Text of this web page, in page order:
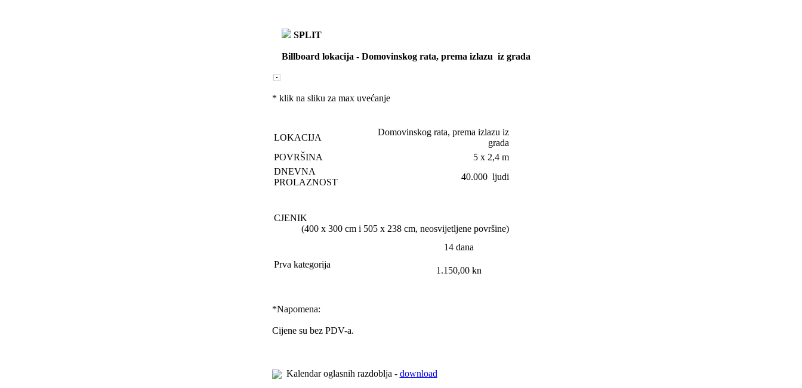
SPLIT
Billboard lokacija - Domovinskog rata, prema izlazu iz grada
* klik na sliku za max uvećanje
LOKACIJA
Domovinskog rata, prema izlazu iz
grada
POVRŠINA
5 x 2,4 m
DNEVNA
PROLAZNOST
40.000 ljudi
CJENIK
(400 x 300 cm i 505 x 238 cm, neosvijetljene površine)
Prva kategorija
14 dana
1.150,00 kn
*Napomena:
Cijene su bez PDV-a.
Kalendar oglasnih razdoblja - download